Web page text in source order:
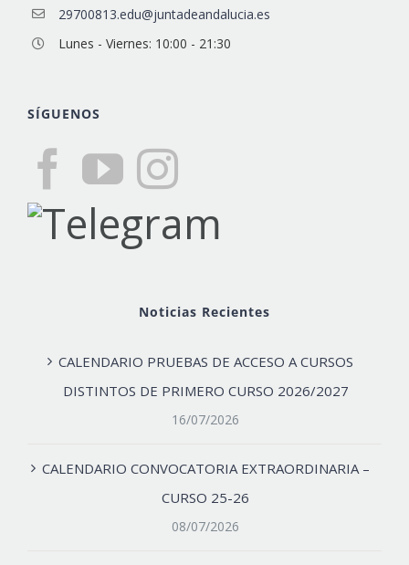
29700813.edu@juntadeandalucia.es
Lunes - Viernes: 10:00 - 21:30
SÍGUENOS
Noticias Recientes
CALENDARIO PRUEBAS DE ACCESO A CURSOS
DISTINTOS DE PRIMERO CURSO 2026/2027
16/07/2026
CALENDARIO CONVOCATORIA EXTRAORDINARIA –
CURSO 25-26
08/07/2026